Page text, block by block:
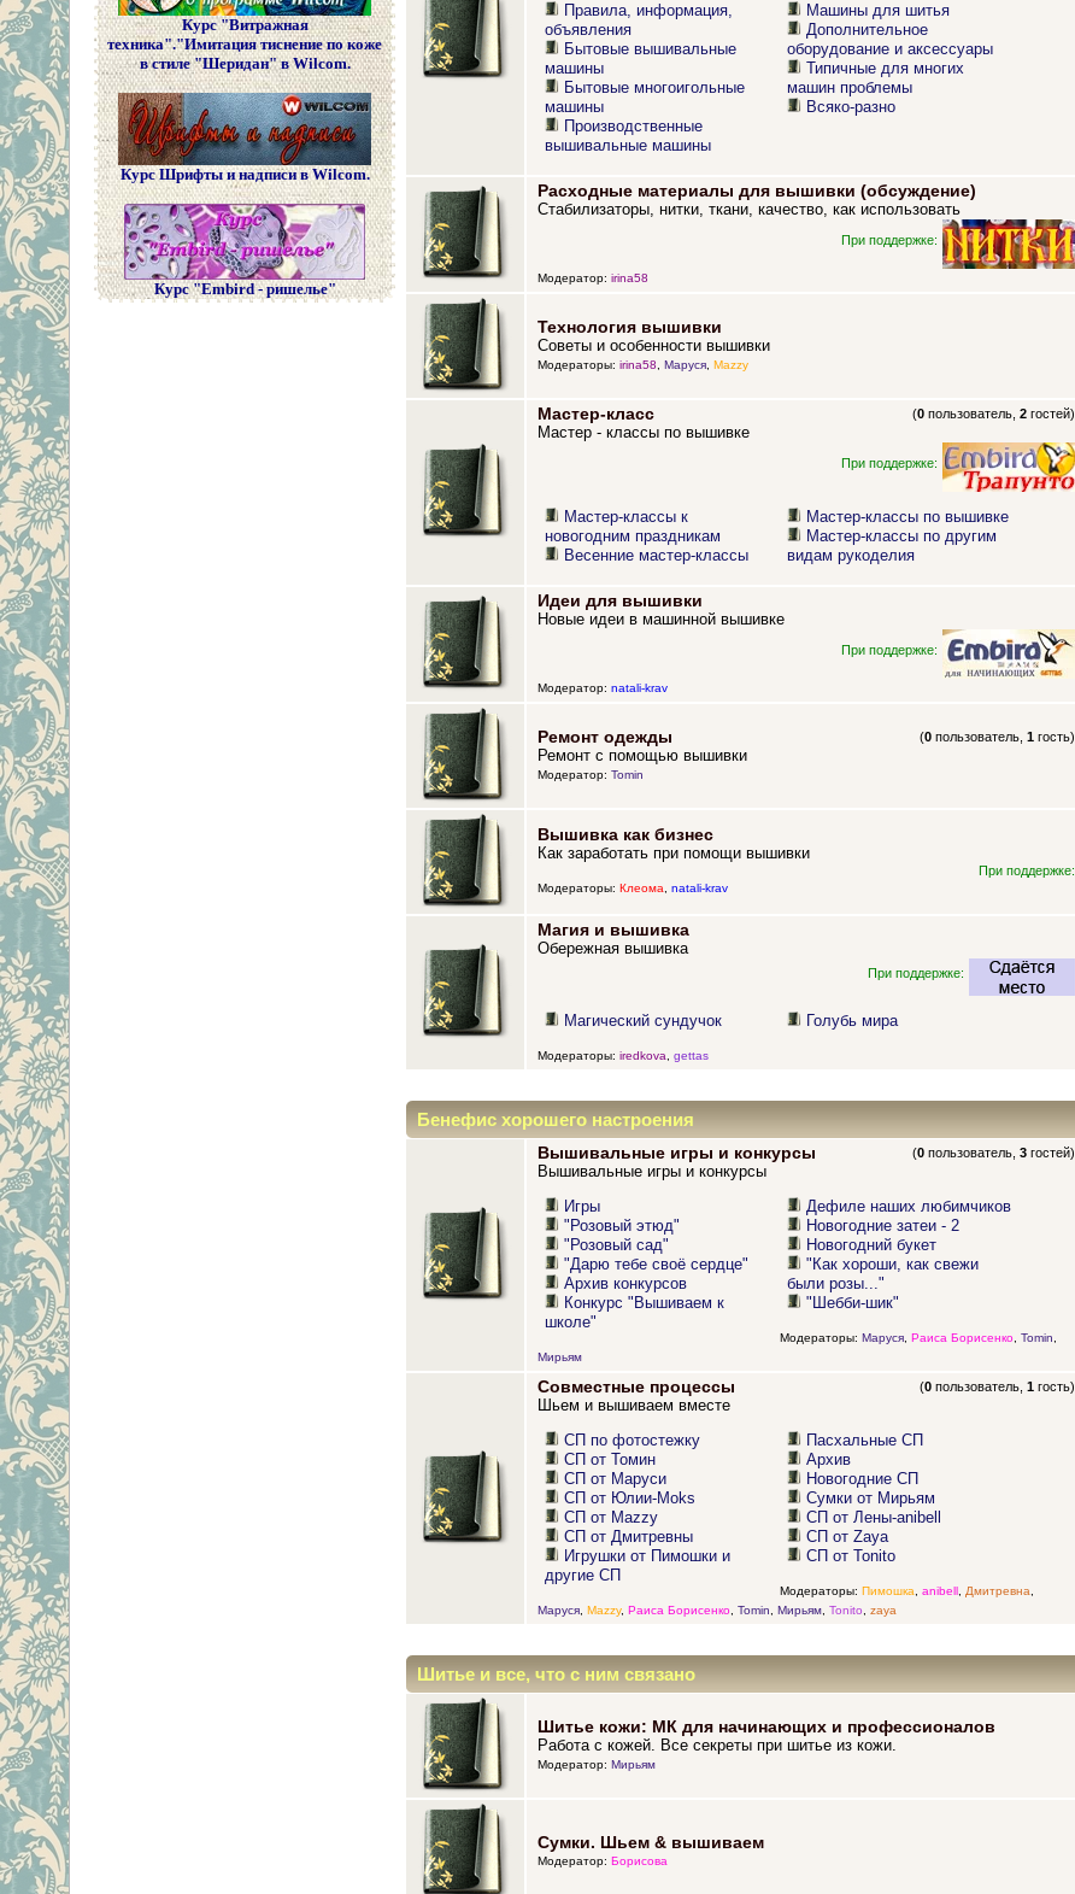
Курс "Витражная
техника"."Имитация тиснение по коже
в стиле "Шеридан" в Wilcom.
Курс Шрифты и надписи в Wilcom.
Курс "Embird - ришелье"
Правила, информация,
объявления
Бытовые вышивальные
машины
Бытовые многоигольные
машины
Производственные
вышивальные машины
Машины для шитья
Дополнительное
оборудование и аксессуары
Типичные для многих
машин проблемы
Всяко-разно
Расходные материалы для вышивки (обсуждение)
Стабилизаторы, нитки, ткани, качество, как использовать
При поддержке:
Модератор: irina58
Технология вышивки
Советы и особенности вышивки
Модераторы: irina58, Маруся, Mazzy
Мастер-класс (0 пользователь,2 гостей)
Мастер - классы по вышивке
При поддержке:
Мастер-классы к
новогодним праздникам
Весенние мастер-классы
Мастер-классы по вышивке
Мастер-классы по другим
видам рукоделия
Идеи для вышивки
Новые идеи в машинной вышивке
При поддержке:
Модератор: natali-krav
Ремонт одежды (0 пользователь,1 гость)
Ремонт с помощью вышивки
Модератор: Tomin
Вышивка как бизнес
Как заработать при помощи вышивки
При поддержке:
Модераторы: Клеома, natali-krav
Магия и вышивка
Обережная вышивка
При поддержке:
Магический сундучок Голубь мира
Модераторы: iredkova gettas
Бенефис хорошего настроения
Вышивальные игры и конкурсы (0 пользователь,3 гостей)
Вышивальные игры и конкурсы
Игры
"Розовый этюд"
"Розовый сад"
"Дарю тебе своё сердце"
Архив конкурсов
Конкурс "Вышиваем к
школе"
Дефиле наших любимчиков
Новогодние затеи - 2
Новогодний букет
"Как хороши, как свежи
были розы..."
"Шебби-шик"
Модераторы: Маруся, Раиса Борисенко, Tomin
Мирьям
Совместные процессы (0 пользователь,1 гость)
Шьем и вышиваем вместе
СП по фотостежку
СП от Томин
СП от Маруси
СП от Юлии-Moks
СП от Mazzy
СП от Дмитревны
Игрушки от Пимошки и
другие СП
Пасхальные СП
Архив
Новогодние СП
Сумки от Мирьям
СП от Лены-anibell
СП от Zaya
СП от Tonito
Модераторы: Пимошка anibell, Дмитревна
Маруся, Mazzy, Раиса Борисенко, Tomin Мирьям, Tonito zaya
Шитье и все, что с ним связано
Шитье кожи: МК для начинающих и профессионалов
Работа с кожей. Все секреты при шитье из кожи.
Модератор: Мирьям
Сумки. Шьем & вышиваем
Модератор: Борисова